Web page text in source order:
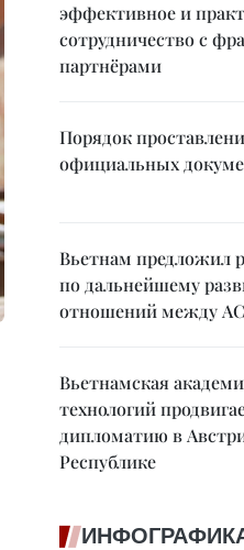
эффективное и
сотрудничество с
партнёрами
Порядок
официальных
Вьетнам предложил
по дальнейшему
отношений между
Вьетнамская
технологий
дипломатию в
Республике